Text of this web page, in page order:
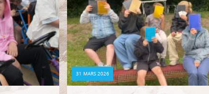
31 MARS 2026